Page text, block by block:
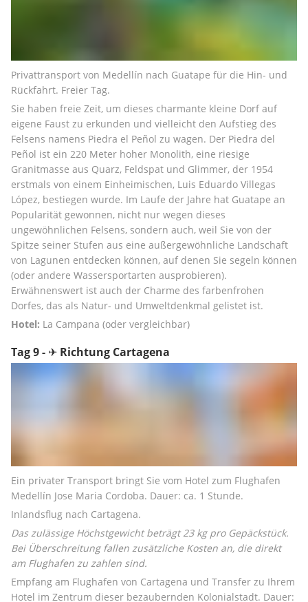
Privattransport von Medellín nach Guatape für die Hin- und
Rückfahrt. Freier Tag.
Sie haben freie Zeit, um dieses charmante kleine Dorf auf
eigene Faust zu erkunden und vielleicht den Aufstieg des
Felsens namens Piedra el Peñol zu wagen. Der Piedra del
Peñol ist ein 220 Meter hoher Monolith, eine riesige
Granitmasse aus Quarz, Feldspat und Glimmer, der 1954
erstmals von einem Einheimischen, Luis Eduardo Villegas
López, bestiegen wurde. Im Laufe der Jahre hat Guatape an
Popularität gewonnen, nicht nur wegen dieses
ungewöhnlichen Felsens, sondern auch, weil Sie von der
Spitze seiner Stufen aus eine außergewöhnliche Landschaft
von Lagunen entdecken können, auf denen Sie segeln können
(oder andere Wassersportarten ausprobieren).
Erwähnenswert ist auch der Charme des farbenfrohen
Dorfes, das als Natur- und Umweltdenkmal gelistet ist.
Hotel: La Campana (oder vergleichbar)
Tag 9 - ✈ Richtung Cartagena
Ein privater Transport bringt Sie vom Hotel zum Flughafen
Medellín Jose Maria Cordoba. Dauer: ca. 1 Stunde.
Inlandsflug nach Cartagena.
Das zulässige Höchstgewicht beträgt 23 kg pro Gepäckstück.
Bei Überschreitung fallen zusätzliche Kosten an, die direkt
am Flughafen zu zahlen sind.
Empfang am Flughafen von Cartagena und Transfer zu Ihrem
Hotel im Zentrum dieser bezaubernden Kolonialstadt. Dauer: